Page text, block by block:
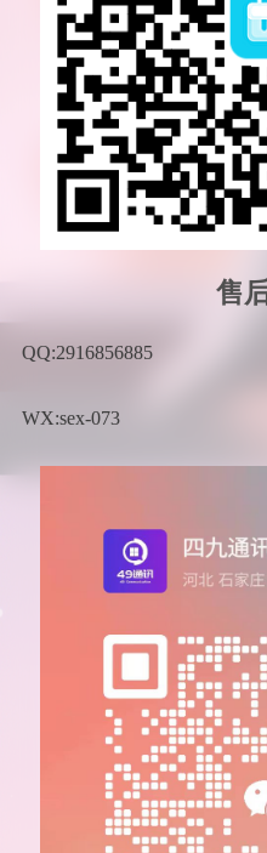
售
QQ:2916856885
WX:sex-073